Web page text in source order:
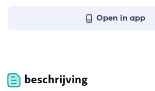
Open in app
beschrijving